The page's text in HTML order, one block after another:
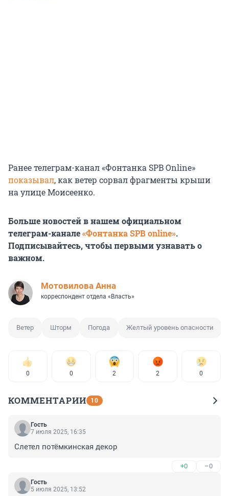
Ранее телеграм-канал «Фонтанка SPB Online»
показывал, как ветер сорвал фрагменты крыши
на улице Моисеенко.
Больше новостей в нашем официальном
телеграм-канале«Фонтанка SPB online».
Подписывайтесь, чтобы первыми узнавать о
важном.
Мотовилова Анна
корреспондент отдела «Власть»
Ветер Шторм Погода Желтый уровень опасности
0 0 2 2 0
КОММЕНТАРИИ 10
Гость
7 июля 2025, 16:35
Слетел потёмкинская декор
+0 –0
Гость
5 июля 2025, 13:52